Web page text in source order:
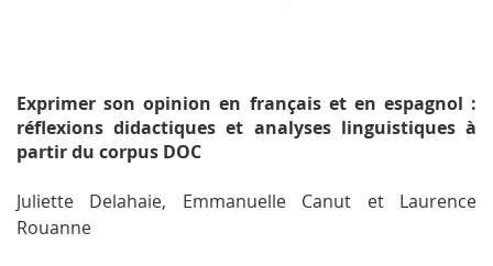
Exprimer son opinion en français et en espagnol :
réflexions didactiques et analyses linguistiques à
partir du corpus DOC
Juliette Delahaie, Emmanuelle Canut et Laurence
Rouanne